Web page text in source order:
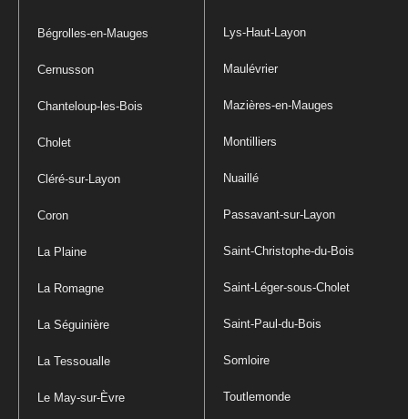
Bégrolles-en-Mauges
Cernusson
Chanteloup-les-Bois
Cholet
Cléré-sur-Layon
Coron
La Plaine
La Romagne
La Séguinière
La Tessoualle
Le May-sur-Èvre
Lys-Haut-Layon
Maulévrier
Mazières-en-Mauges
Montilliers
Nuaillé
Passavant-sur-Layon
Saint-Christophe-du-Bois
Saint-Léger-sous-Cholet
Saint-Paul-du-Bois
Somloire
Toutlemonde